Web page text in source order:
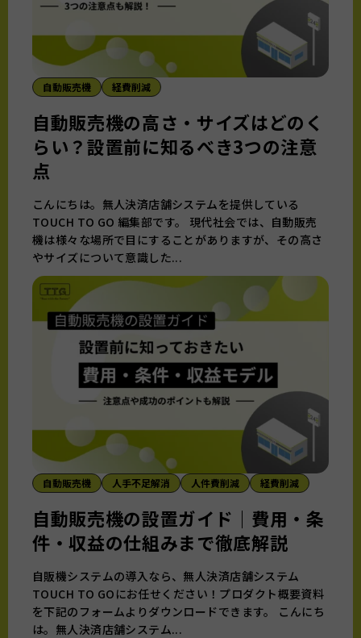
自動販売機 経費削減
自動販売機の高さ・サイズはどのく
らい？設置前に知るべき3つの注意
点
こんにちは。無人決済店舗システムを提供している
TOUCH TO GO 編集部です。 現代社会では、自動販売
機は様々な場所で目にすることがありますが、その高さ
やサイズについて意識した...
自動販売機 人手不足解消 人件費削減 経費削減
自動販売機の設置ガイド｜費用・条
件・収益の仕組みまで徹底解説
自販機システムの導入なら、無人決済店舗システム
TOUCH TO GOにお任せください！プロダクト概要資料
を下記のフォームよりダウンロードできます。 こんにち
は。無人決済店舗システム...